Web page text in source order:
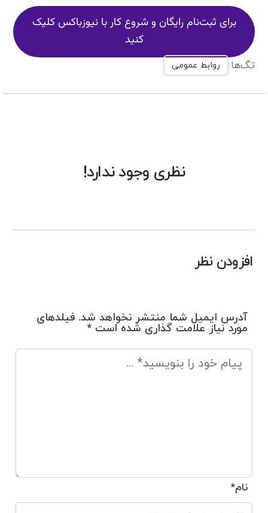
برای ثبت‌نام رایگان و شروع کار با نیوزباکس کلیک
کنید
تگ‌ها: روابط عمومی
نظری وجود ندارد!
افزودن نظر
آدرس ایمیل شما منتشر نخواهد شد. فیلدهای
مورد نیاز علامت گذاری شده است *
نام*